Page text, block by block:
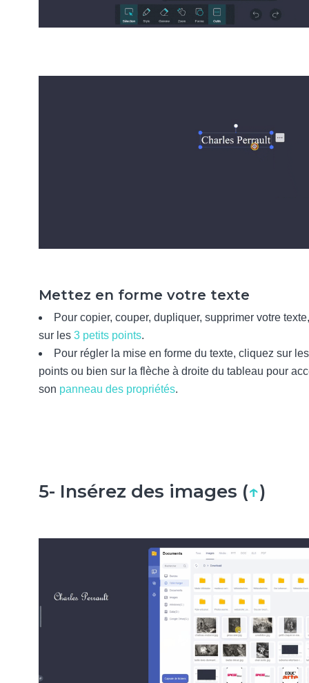
Mettez en forme votre texte
Pour copier, couper, dupliquer, supprimer votre
sur les 3 petits points.
Pour régler la mise en forme du texte, cliquez sur
points ou bien sur la flèche à droite du tableau pour
son panneau des propriétés.
5- Insérez des images (↑)